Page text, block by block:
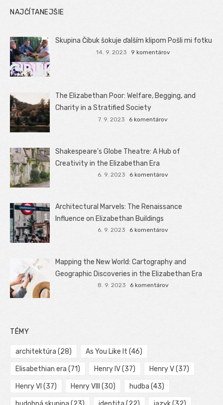
NAJČÍTANEJŠIE
Skupina Čibuk šokuje ďalším klipom Pošli mi fotku
14. 9. 2023 9 komentárov
The Elizabethan Poor: Welfare, Begging, and
Charity in a Stratified Society
7. 9. 2023 6 komentárov
Shakespeare’s Globe Theatre: A Hub of
Creativity in the Elizabethan Era
6. 9. 2023 6 komentárov
Architectural Marvels: The Renaissance
Influence on Elizabethan Buildings
6. 9. 2023 6 komentárov
Mapping the New World: Cartography and
Geographic Discoveries in the Elizabethan Era
8. 9. 2023 6 komentárov
TÉMY
architektúra (28) As You Like It (46)
Elisabethian era (71) Henry IV(37) Henry V(37)
Henry VI (37) Henry VIII (30) hudba (43)